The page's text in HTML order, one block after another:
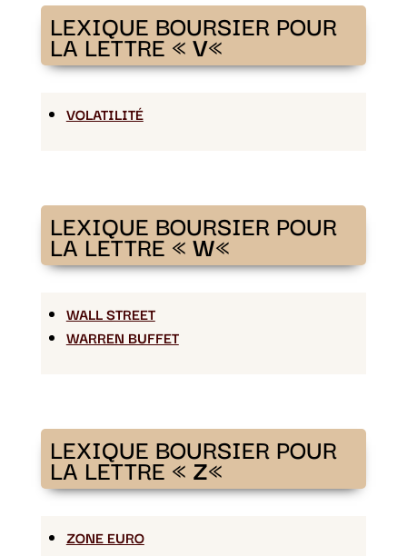
LEXIQUE BOURSIER POUR
LA LETTRE «V«
VOLATILITÉ
LEXIQUE BOURSIER POUR
LA LETTRE «W«
WALL STREET
WARREN BUFFET
LEXIQUE BOURSIER POUR
LA LETTRE «Z«
ZONE EURO